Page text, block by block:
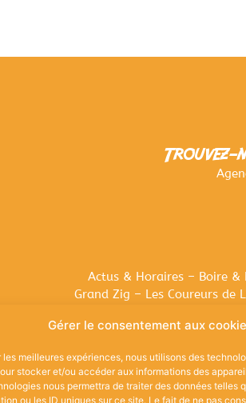
Gérer le consentement aux
les meilleures expériences, nous utilisons des
stocker et/ou accéder aux informations des
nous permettra de traiter des données telles
ou les ID uniques sur ce site. Le fait de ne pas
Trouvez-
Actus & Horaires– Boire &
Grand Zig – Les Coureurs de